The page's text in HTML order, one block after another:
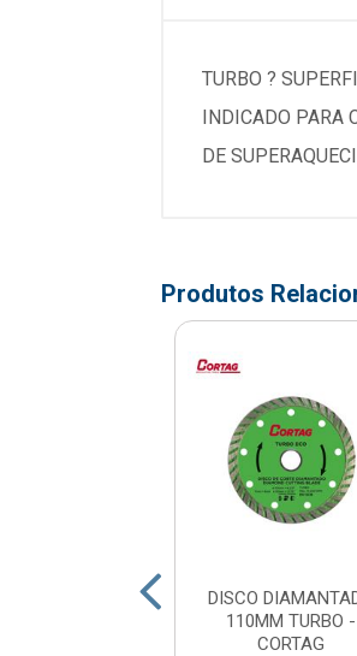
TURBO ?
INDICADO PARA
DE
Produtos
DISCO
110MM TURBO -
CORTAG